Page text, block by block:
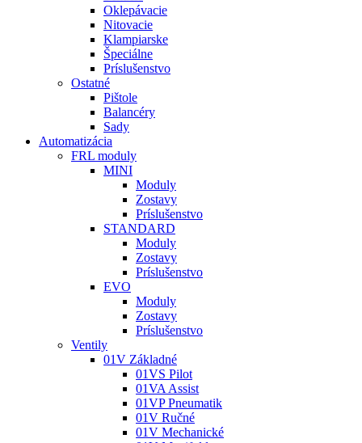
Oklepávacie
Nitovacie
Klampiarske
Špeciálne
Príslušenstvo
Ostatné
Pištole
Balancéry
Sady
Automatizácia
FRL moduly
MINI
Moduly
Zostavy
Príslušenstvo
STANDARD
Moduly
Zostavy
Príslušenstvo
EVO
Moduly
Zostavy
Príslušenstvo
Ventily
01V Základné
01VS Pilot
01VA Assist
01VP Pneumatik
01V Ručné
01V Mechanické